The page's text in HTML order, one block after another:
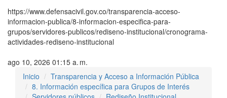
https://www.defensacivil.gov.co/transparencia-acceso-
informacion-publica/8-informacion-especifica-para-
grupos/servidores-publicos/rediseno-institucional/cronograma-
actividades-rediseno-institucional
ago 10, 2026 01:15 a. m.
Inicio
Transparencia y Acceso a Información Pública
8. Información específica para Grupos de Interés